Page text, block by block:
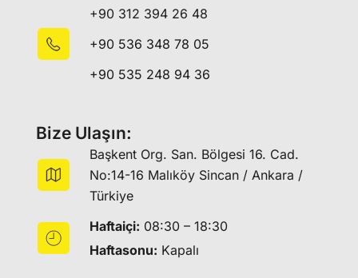
+90 312 394 26 48
+90 536 348 78 05
+90 535 248 94 36
Bize Ulaşın:
Başkent Org. San. Bölgesi 16. Cad.
No:14-16 Malıköy Sincan / Ankara /
Türkiye
Haftaiçi: 08:30 – 18:30
Haftasonu: Kapalı